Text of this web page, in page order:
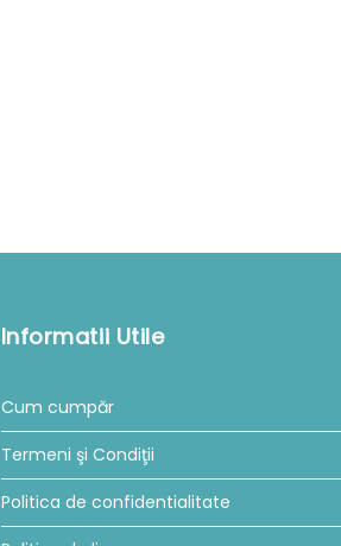
Informatii Utile
Cum cumpăr
Termeni şi Condiţii
Politica de confidentialitate